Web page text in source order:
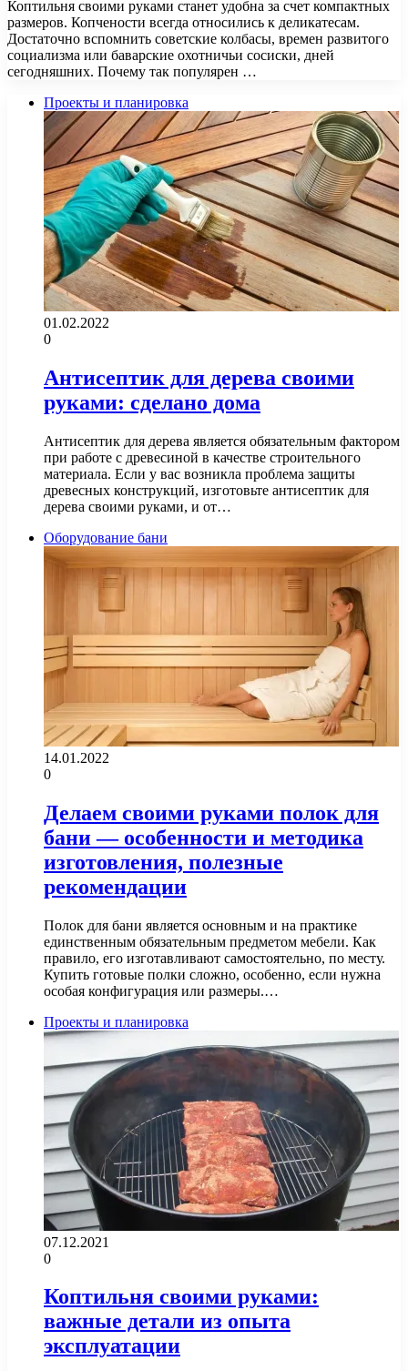
Коптильня своими руками станет удобна за счет компактных
размеров. Копчености всегда относились к деликатесам.
Достаточно вспомнить советские колбасы, времен развитого
социализма или баварские охотничьи сосиски, дней
сегодняшних. Почему так популярен …
Проекты и планировка
01.02.2022
0
Антисептик для дерева своими
руками: сделано дома
Антисептик для дерева является обязательным фактором
при работе с древесиной в качестве строительного
материала. Если у вас возникла проблема защиты
древесных конструкций, изготовьте антисептик для
дерева своими руками, и от…
Оборудование бани
14.01.2022
0
Делаем своими руками полок для
бани — особенности и методика
изготовления, полезные
рекомендации
Полок для бани является основным и на практике
единственным обязательным предметом мебели. Как
правило, его изготавливают самостоятельно, по месту.
Купить готовые полки сложно, особенно, если нужна
особая конфигурация или размеры.…
Проекты и планировка
07.12.2021
0
Коптильня своими руками:
важные детали из опыта
эксплуатации